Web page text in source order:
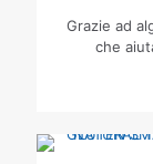
Grazie ad
che